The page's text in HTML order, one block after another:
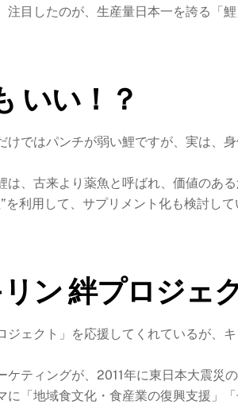
注目したのが、生産量日本一を誇る「
いい！？
けではパンチが弱い鯉ですが、実は、
は、古来より薬魚と呼ばれ、価値のあ
を利用して、サプリメント化も検討して
ン 絆プロジェ
ジェクト」を応援してくれているが、
ケティングが、2011年に東日本大震災
に「地域食文化・食産業の復興支援」